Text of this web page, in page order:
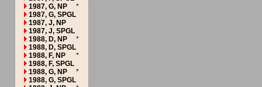
1987, G, NP
*
1987, G, SPGL
1987, J, NP
1987, J, SPGL
1988, D, NP
*
1988, D, SPGL
1988, F, NP
*
1988, F, SPGL
1988, G, NP
*
1988, G, SPGL